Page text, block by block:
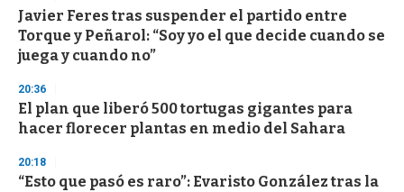
Javier Feres tras suspender el partido entre
Torque y Peñarol: “Soy yo el que decide cuando se
juega y cuando no”
20:36
El plan que liberó 500 tortugas gigantes para
hacer florecer plantas en medio del Sahara
20:18
“Esto que pasó es raro”: Evaristo González tras la